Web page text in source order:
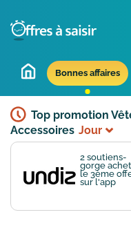
Bonnes affaires
Top promotion
Accessoires Jour
2 soutiens-
gorge
le 3ème
sur l'app